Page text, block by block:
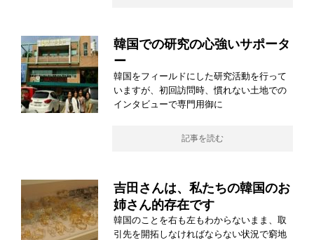
韓国での研究の心強いサポータ
ー
韓国をフィールドにした研究活動を行って
いますが、初回訪問時、慣れない土地での
インタビューで専門用御に
記事を読む
吉田さんは、私たちの韓国のお
姉さん的存在です
韓国のことを右も左もわからないまま、取
引先を開拓しなければならない状況で窮地